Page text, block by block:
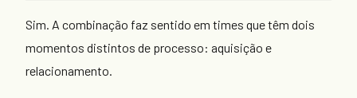
Sim. A combinação faz sentido em times que têm dois
momentos distintos de processo: aquisição e
relacionamento.